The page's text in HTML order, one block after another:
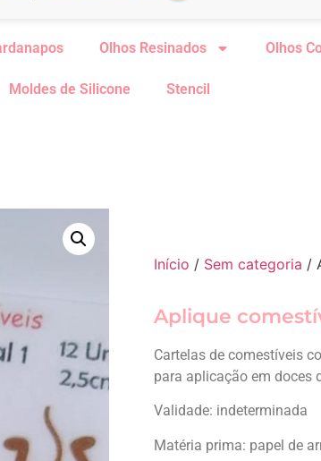
Olhos Resinados Olhos
Moldes de Silicone Stencil
Início / Sem categoria /
Aplique
Cartelas de comestíveis
para aplicação em doces
Validade: indeterminada
Matéria prima: papel de